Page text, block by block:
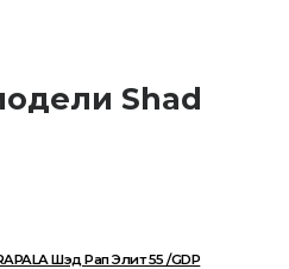
Shad
Шэд Рап Элит 55 /GDP